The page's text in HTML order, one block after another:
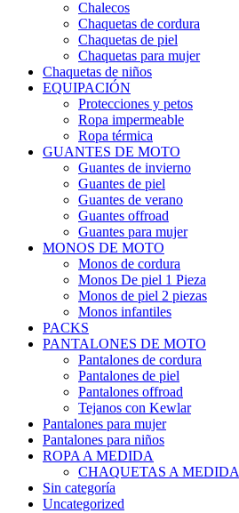
Chalecos
Chaquetas de cordura
Chaquetas de piel
Chaquetas para mujer
Chaquetas de niños
EQUIPACIÓN
Protecciones y petos
Ropa impermeable
Ropa térmica
GUANTES DE MOTO
Guantes de invierno
Guantes de piel
Guantes de verano
Guantes offroad
Guantes para mujer
MONOS DE MOTO
Monos de cordura
Monos De piel 1 Pieza
Monos de piel 2 piezas
Monos infantiles
PACKS
PANTALONES DE MOTO
Pantalones de cordura
Pantalones de piel
Pantalones offroad
Tejanos con Kewlar
Pantalones para mujer
Pantalones para niños
ROPA A MEDIDA
CHAQUETAS A MEDIDA
Sin categoría
Uncategorized